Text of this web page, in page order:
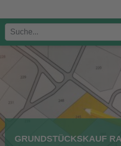
GRUNDSTÜCKSKAUF